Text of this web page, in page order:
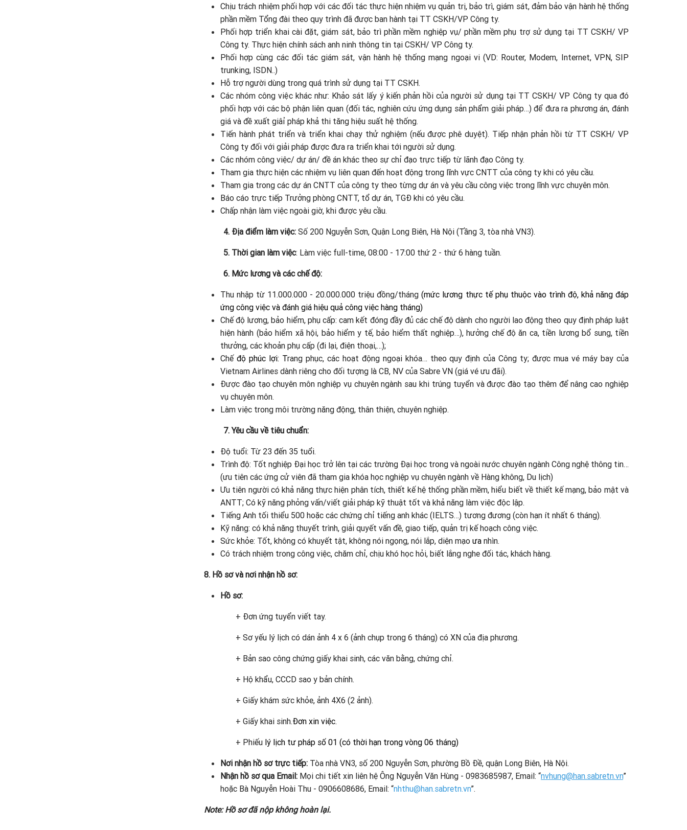
Chịu trách nhiệm phối hợp với các đối tác thực hiện nhiệm vụ quản trị, bảo trì, giám sát, đảm bảo vận hành hệ thống
phần mềm Tổng đài theo quy trình đã được ban hành tại TT CSKH/VP Công ty.
Phối hợp triển khai cài đặt, giám sát, bảo trì phần mềm nghiệp vụ/ phần mềm phụ trợ sử dụng tại TT CSKH/ VP
Công ty. Thực hiện chính sách anh ninh thông tin tại CSKH/ VP Công ty.
Phối hợp cùng các đối tác giám sát, vận hành hệ thống mạng ngoại vi (VD: Router, Modem, Internet, VPN, SIP
trunking, ISDN..)
Hỗ trợ người dùng trong quá trình sử dụng tại TT CSKH.
Các nhóm công việc khác như: Khảo sát lấy ý kiến phản hồi của người sử dụng tại TT CSKH/ VP Công ty qua đó
phối hợp với các bộ phận liên quan (đối tác, nghiên cứu ứng dụng sản phẩm giải pháp…) để đưa ra phương án, đánh
giá và đề xuất giâỉ pháp khả thi tăng hiệu suất hệ thống.
Tiến hành phát triển và triển khai chạy thử nghiệm (nếu được phê duyệt). Tiếp nhận phản hồi từ TT CSKH/ VP
Công ty đối với giải pháp được đưa ra triển khai tới người sử dụng.
Các nhóm công việc/ dự án/ đề án khác theo sự chỉ đạo trực tiếp từ lãnh đạo Công ty.
Tham gia thực hiện các nhiệm vụ liên quan đến hoạt động trong lĩnh vực CNTT của công ty khi có yêu cầu.
Tham gia trong các dự án CNTT của công ty theo từng dự án và yêu cầu công việc trong lĩnh vực chuyên môn.
Báo cáo trực tiếp Trưởng phòng CNTT, tổ dự án, TGĐ khi có yêu cầu.
Chấp nhận làm việc ngoài giờ, khi được yêu cầu.
4. Địa điểm làm việc:Số 200 Nguyễn Sơn, Quận Long Biên, Hà Nội (Tầng 3, tòa nhà VN3).
5. Thời gian làm việc: Làm việc full-time, 08:00 - 17:00 thứ 2 - thứ 6 hàng tuần.
6. Mức lương và các chế độ:
Thu nhập từ 11.000.000 - 20.000.000 triệu đồng/tháng (mức lương thực tế phụ thuộc vào trình độ, khả năng đáp
ứng công việc và đánh giá hiệu quả công việc hàng tháng)
Chế độ lương, bảo hiểm, phụ cấp: cam kết đóng đầy đủ các chế độ dành cho người lao động theo quy định pháp luật
hiện hành (bảo hiểm xã hội, bảo hiểm y tế, bảo hiểm thất nghiệp…), hưởng chế độ ăn ca, tiền lương bổ sung, tiền
thưởng, các khoản phụ cấp (đi lại, điện thoại,…);
Chế độ phúc lợi: Trang phục, các hoạt động ngoại khóa… theo quy định của Công ty; được mua vé máy bay của
Vietnam Airlines dành riêng cho đối tượng là CB, NV của Sabre VN (giá vé ưu đãi).
Được đào tạo chuyên môn nghiệp vụ chuyên ngành sau khi trúng tuyển và được đào tạo thêm để nâng cao nghiệp
vụ chuyên môn.
Làm việc trong môi trường năng động, thân thiện, chuyên nghiệp.
7. Yêu cầu về tiêu chuẩn:
Độ tuổi: Từ 23 đến 35 tuổi.
Trình độ: Tốt nghiệp Đại học trở lên tại các trường Đại học trong và ngoài nước chuyên ngành Công nghệ thông tin…
(ưu tiên các ứng cử viên đã tham gia khóa học nghiệp vụ chuyên ngành về Hàng không, Du lịch)
Ưu tiên người có khả năng thực hiện phân tích, thiết kế hệ thống phần mềm, hiểu biết về thiết kế mạng, bảo mật và
ANTT; Có kỹ năng phỏng vấn/viết giải pháp kỹ thuật tốt và khả năng làm việc độc lập.
Tiếng Anh tối thiểu 500 hoặc các chứng chỉ tiếng anh khác (IELTS…) tương đương (còn hạn ít nhất 6 tháng).
Kỹ năng: có khả năng thuyết trình, giải quyết vấn đề, giao tiếp, quản trị kế hoạch công việc.
Sức khỏe: Tốt, không có khuyết tật, không nói ngọng, nói lắp, diện mạo ưa nhìn.
Có trách nhiệm trong công việc, chăm chỉ, chịu khó học hỏi, biết lắng nghe đối tác, khách hàng.
8. Hồ sơ và nơi nhận hồ sơ:
Hồ sơ:
+ Đơn ứng tuyển viết tay.
+ Sơ yếu lý lịch có dán ảnh 4 x 6 (ảnh chụp trong 6 tháng) có XN của địa phương.
+ Bản sao công chứng giấy khai sinh, các văn bằng, chứng chỉ.
+ Hộ khẩu, CCCD sao y bản chính.
+ Giấy khám sức khỏe, ảnh 4X6 (2 ảnh).
+ Giấy khai sinh.Đơn xin việc.
+ Phiếu lý lịch tư pháp số 01 (có thời hạn trong vòng 06 tháng)
Nơi nhận hồ sơ trực tiếp: Tòa nhà VN3, số 200 Nguyễn Sơn, phường Bồ Đề, quận Long Biên, Hà Nội.
Nhận hồ sơ qua Email: Mọi chi tiết xin liên hệ Ông Nguyễn Văn Hùng - 0983685987, Email: “nvhung@han.sabretn.vn”
hoặc Bà Nguyễn Hoài Thu - 0906608686, Email: “nhthu@han.sabretn.vn”.
Note: Hồ sơ đã nộp không hoàn lại.